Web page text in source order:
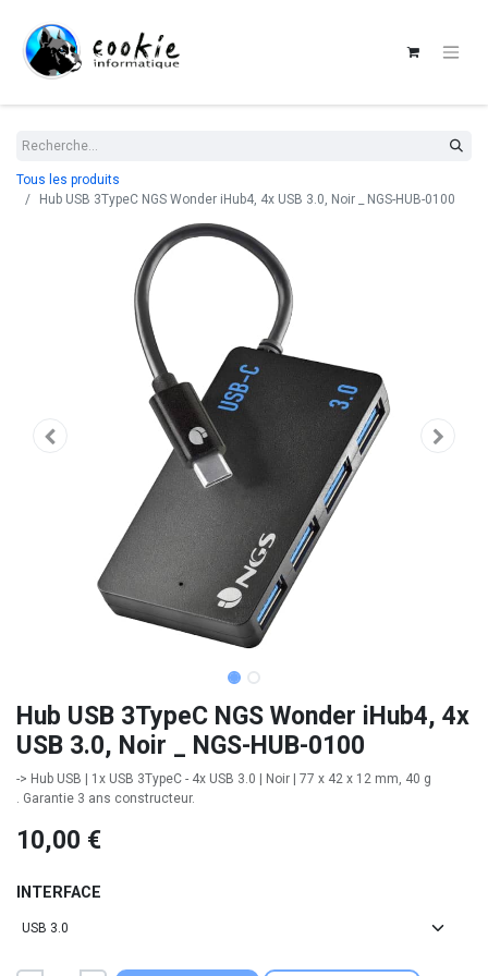
Tous les produits
Hub USB 3TypeC NGS Wonder iHub4, 4x USB 3.0, Noir _ NGS-HUB-0100
Hub USB 3TypeC NGS Wonder iHub4, 4x
USB 3.0, Noir _ NGS-HUB-0100
-> Hub USB | 1x USB 3TypeC - 4x USB 3.0 | Noir | 77 x 42 x 12 mm, 40 g
. Garantie 3 ans constructeur.
10,00 €
INTERFACE